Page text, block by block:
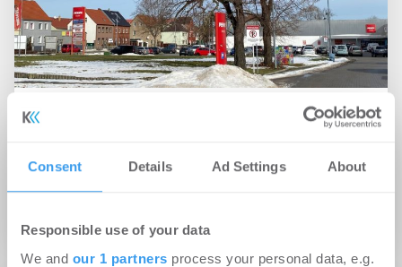
Consent Details Ad Settings About
Responsible use of your data
We and our 1 partners process your personal data, e.g.
10.09.2021
Krostitz/Sachsen für GRR German Retail Fund
No.4